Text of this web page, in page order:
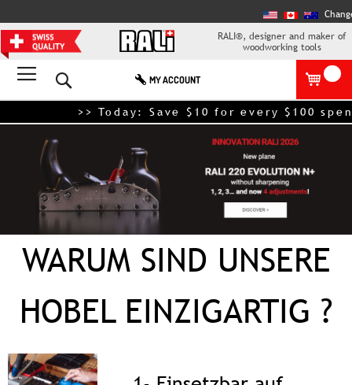
RALI®, designer and maker of
woodworking tools
MY ACCOUNT
>> Today: Save $10 for every $100
WARUM SIND UNSERE
HOBEL EINZIGARTIG ?